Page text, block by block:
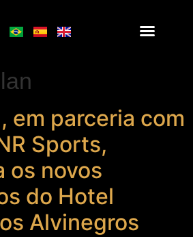
em parceria com
Sports,
os novos
do Hotel
Alvinegros